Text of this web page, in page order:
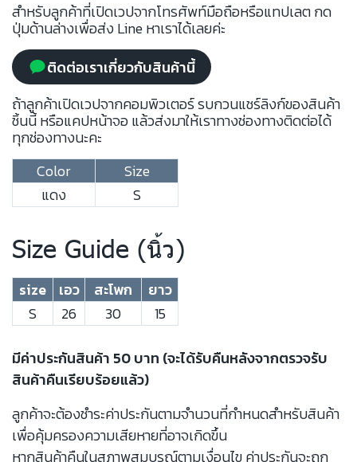
สำหรับลูกค้าที่เปิดเวปจากโทรศัพท์มือถือหรือแทปเลต กด
ปุ่มด้านล่างเพื่อส่ง Line หาเราได้เลยค่ะ
ติดต่อเราเกี่ยวกับสินค้านี้
ถ้าลูกค้าเปิดเวปจากคอมพิวเตอร์ รบกวนแชร์ลิงก์ของสินค้า
ชิ้นนี้ หรือแคปหน้าจอ แล้วส่งมาให้เราทางช่องทางติดต่อได้
ทุกช่องทางนะคะ
Color
Size
แดง
S
Size Guide (นิ้ว)
size เอว สะโพก
ยาว
S
26 30 15
มีค่าประกันสินค้า 50 บาท (จะได้รับคืนหลังจากตรวจรับ
สินค้าคืนเรียบร้อยแล้ว)
ลูกค้าจะต้องชำระค่าประกันตามจำนวนที่กำหนดสำหรับสินค้า
เพื่อคุ้มครองความเสียหายที่อาจเกิดขึ้น
หากสินค้าคืนในสภาพสมบูรณ์ตามเงื่อนไข ค่าประกันจะถูก